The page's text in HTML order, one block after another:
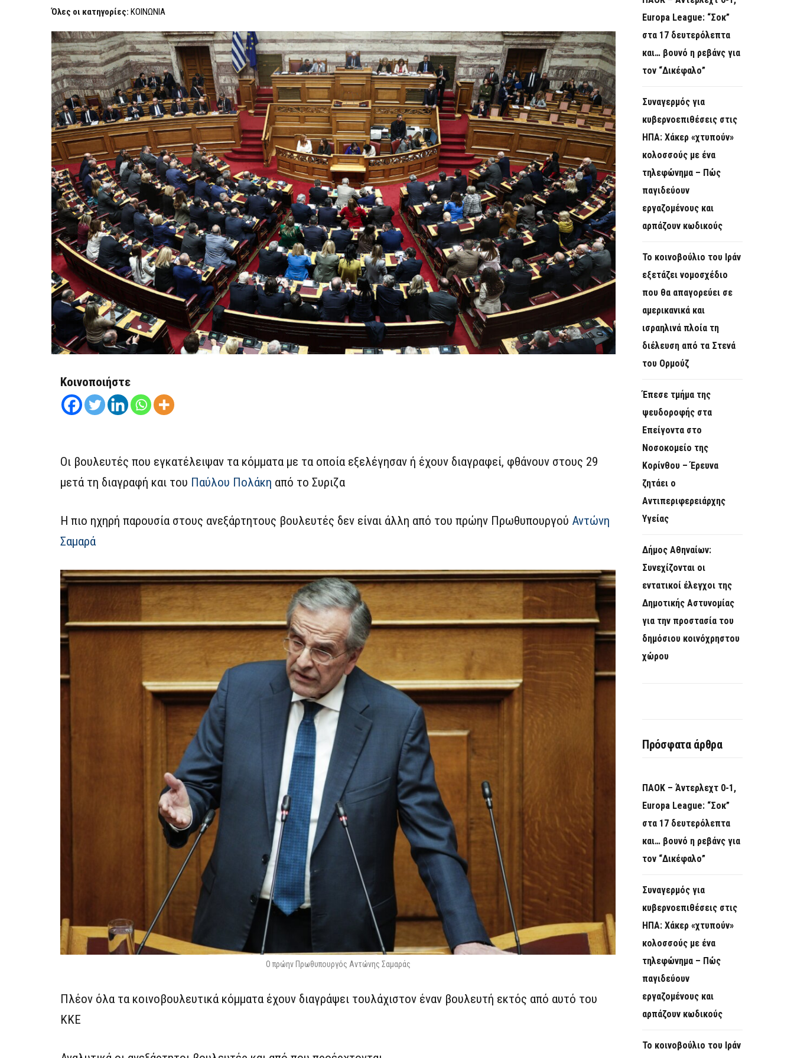
ΟΙ
ΑΝΕΞΆΡΤΗΤΟΙ
Όλες οι κατηγορίες: ΚΟΙΝΩΝΙΑ
Κοινοποιήστε
Οι βουλευτές που εγκατέλειψαν τα κόμματα με τα οποία εξελέγησαν ή έχουν διαγραφεί, φθάνουν στους 29
μετά τη διαγραφή και του Παύλου Πολάκη από το Συριζα
Η πιο ηχηρή παρουσία στους ανεξάρτητους βουλευτές δεν είναι άλλη από του πρώην Πρωθυπουργού Αντώνη
Σαμαρά
Ο πρώην Πρωθυπουργός Αντώνης Σαμαράς
Πλέον όλα τα κοινοβουλευτικά κόμματα έχουν διαγράψει τουλάχιστον έναν βουλευτή εκτός από αυτό του
ΚΚΕ
Europa League: “Σοκ”
στα 17 δευτερόλεπτα
και… βουνό η ρεβάνς για
τον “Δικέφαλο”
Συναγερμός για
κυβερνοεπιθέσεις στις
ΗΠΑ: Χάκερ «χτυπούν»
κολοσσούς με ένα
τηλεφώνημα – Πώς
παγιδεύουν
εργαζομένους και
αρπάζουν κωδικούς
Το κοινοβούλιο του Ιράν
εξετάζει νομοσχέδιο
που θα απαγορεύει σε
αμερικανικά και
ισραηλινά πλοία τη
διέλευση από τα Στενά
του Ορμούζ
Έπεσε τμήμα της
ψευδοροφής στα
Επείγοντα στο
Νοσοκομείο της
Κορίνθου – Έρευνα
ζητάει ο
Αντιπεριφερειάρχης
Υγείας
Δήμος Αθηναίων:
Συνεχίζονται οι
εντατικοί έλεγχοι της
Δημοτικής Αστυνομίας
για την προστασία του
δημόσιου κοινόχρηστου
χώρου
Πρόσφατα άρθρα
ΠΑΟΚ – Άντερλεχτ 0-1,
Europa League: “Σοκ”
στα 17 δευτερόλεπτα
και… βουνό η ρεβάνς για
τον “Δικέφαλο”
Συναγερμός για
κυβερνοεπιθέσεις στις
ΗΠΑ: Χάκερ «χτυπούν»
κολοσσούς με ένα
τηλεφώνημα – Πώς
παγιδεύουν
εργαζομένους και
αρπάζουν κωδικούς
Το κοινοβούλιο του Ιράν